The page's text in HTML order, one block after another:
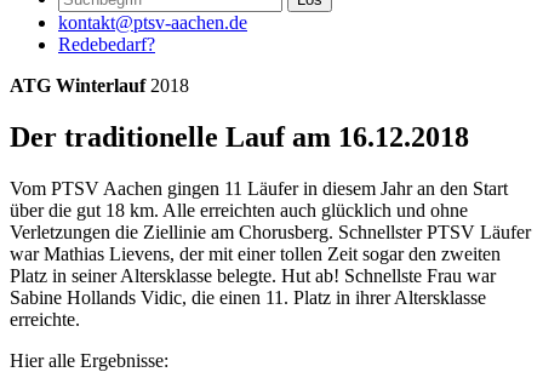
kontakt@ptsv-aachen.de
Redebedarf?
ATG Winterlauf2018
Der traditionelle Lauf am 16.12.2018
Vom PTSV Aachen gingen 11 Läufer in diesem Jahr an den Start
über die gut 18 km. Alle erreichten auch glücklich und ohne
Verletzungen die Ziellinie am Chorusberg. Schnellster PTSV Läufer
war Mathias Lievens, der mit einer tollen Zeit sogar den zweiten
Platz in seiner Altersklasse belegte. Hut ab! Schnellste Frau war
Sabine Hollands Vidic, die einen 11. Platz in ihrer Altersklasse
erreichte.
Hier alle Ergebnisse: